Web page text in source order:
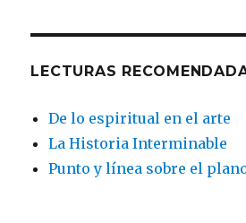
LECTURAS
De lo espiritual en el arte
La Historia Interminable
Punto y línea sobre el